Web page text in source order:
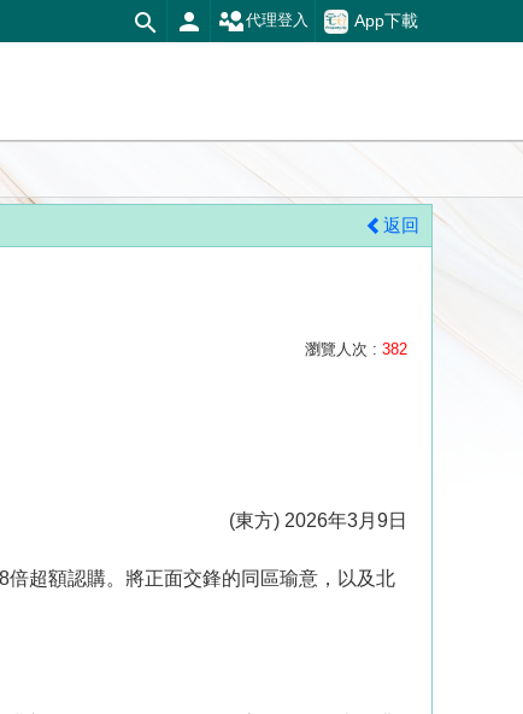
App下載
代理登入
返回
瀏覽人次 : 382
(東方) 2026年3月9日
超額認購。將正面交鋒的同區瑜意，以及北